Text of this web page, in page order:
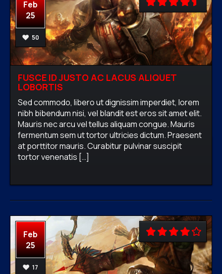
Feb
25
50
FUSCE ID JUSTO AC LACUS ALIQUET
LOBORTIS
Sed commodo, libero ut dignissim imperdiet, lorem
nibh bibendum nisi, vel blandit est eros sit amet elit.
Mauris nec arcu vel tellus aliquam congue. Mauris
fermentum sem ut tortor ultricies dictum. Praesent
at porttitor mauris. Curabitur pulvinar suscipit
tortor venenatis […]
firewavadmin
One comment
Feb
25
17